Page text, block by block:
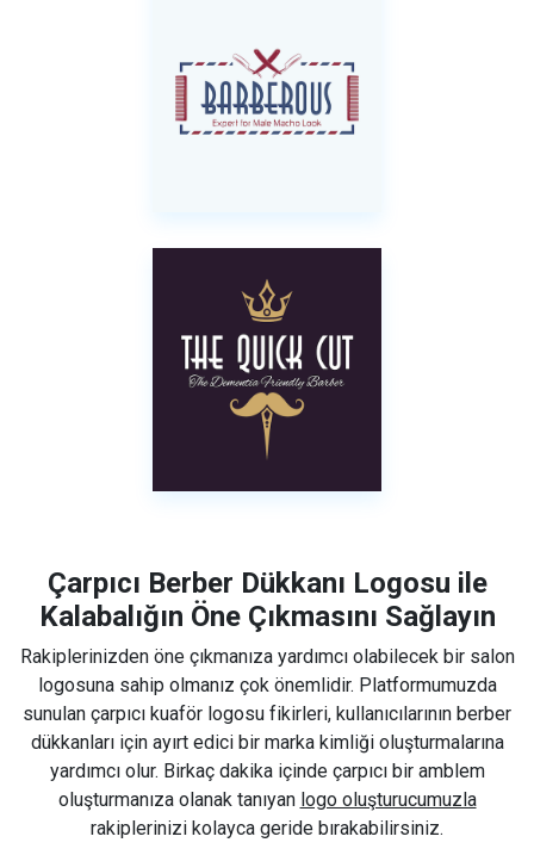
Çarpıcı Berber Dükkanı Logosu ile
Kalabalığın Öne Çıkmasını Sağlayın
Rakiplerinizden öne çıkmanıza yardımcı olabilecek bir salon
logosuna sahip olmanız çok önemlidir. Platformumuzda
sunulan çarpıcı kuaför logosu fikirleri, kullanıcılarının berber
dükkanları için ayırt edici bir marka kimliği oluşturmalarına
yardımcı olur. Birkaç dakika içinde çarpıcı bir amblem
oluşturmanıza olanak tanıyan logo oluşturucumuzla
rakiplerinizi kolayca geride bırakabilirsiniz.